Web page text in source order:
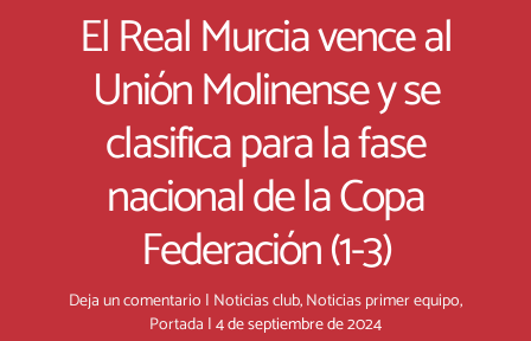
El Real Murcia vence al
Unión Molinense y se
clasifica para la fase
nacional de la Copa
Federación (1-3)
Deja un comentario | Noticias club,Noticias primer equipo,
Portada |4 de septiembre de 2024